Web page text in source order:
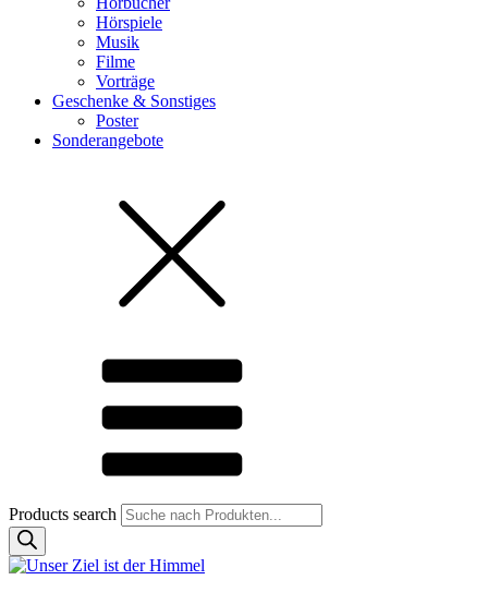
Hörspiele
Musik
Filme
Vorträge
Geschenke & Sonstiges
Poster
Sonderangebote
Products search